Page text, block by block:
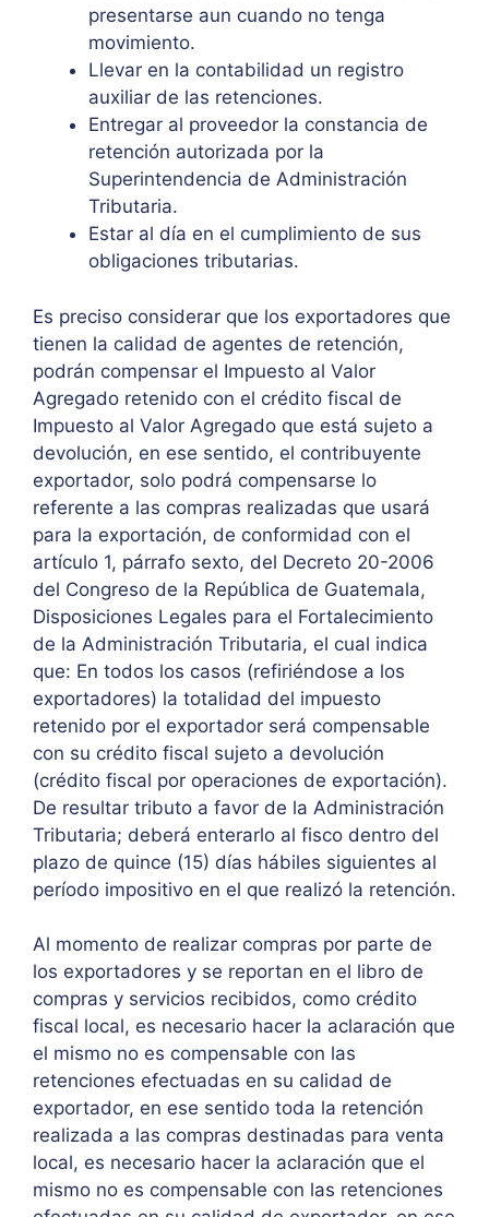
presentarse aun cuando no tenga
movimiento.
Llevar en la contabilidad un registro
auxiliar de las retenciones.
Entregar al proveedor la constancia de
retención autorizada por la
Superintendencia de Administración
Tributaria.
Estar al día en el cumplimiento de sus
obligaciones tributarias.
Es preciso considerar que los exportadores que
tienen la calidad de agentes de retención,
podrán compensar el Impuesto al Valor
Agregado retenido con el crédito fiscal de
Impuesto al Valor Agregado que está sujeto a
devolución, en ese sentido, el contribuyente
exportador, solo podrá compensarse lo
referente a las compras realizadas que usará
para la exportación, de conformidad con el
artículo 1, párrafo sexto, del Decreto 20-2006
del Congreso de la República de Guatemala,
Disposiciones Legales para el Fortalecimiento
de la Administración Tributaria, el cual indica
que: En todos los casos (refiriéndose a los
exportadores) la totalidad del impuesto
retenido por el exportador será compensable
con su crédito fiscal sujeto a devolución
(crédito fiscal por operaciones de exportación).
De resultar tributo a favor de la Administración
Tributaria; deberá enterarlo al fisco dentro del
plazo de quince (15) días hábiles siguientes al
período impositivo en el que realizó la retención.
Al momento de realizar compras por parte de
los exportadores y se reportan en el libro de
compras y servicios recibidos, como crédito
fiscal local, es necesario hacer la aclaración que
el mismo no es compensable con las
retenciones efectuadas en su calidad de
exportador, en ese sentido toda la retención
realizada a las compras destinadas para venta
local, es necesario hacer la aclaración que el
mismo no es compensable con las retenciones